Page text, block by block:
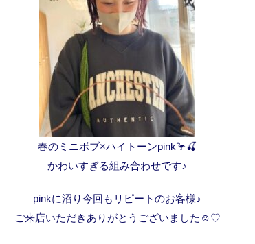
春のミニボブ×ハイトーンpink🦩🍒
かわいすぎる組み合わせです♪
pinkに沼り今回もリピートのお客様♪
ご来店いただきありがとうございました☺️♡